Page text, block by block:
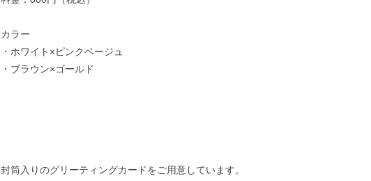
カラー
・ホワイト×ピンクベージュ
・ブラウン×ゴールド
封筒入りのグリーティングカードをご用意しています。